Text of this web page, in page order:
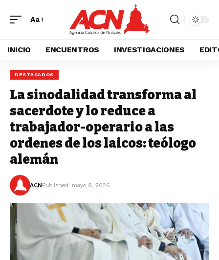
Aa
INICIO ENCUENTROS INVESTIGACIONES
DESTACADOS
La sinodalidad transforma al
sacerdote y lo reduce a
trabajador-operario a las
ordenes de los laicos: teólogo
alemán
ACNPublished: mayo 9, 2026